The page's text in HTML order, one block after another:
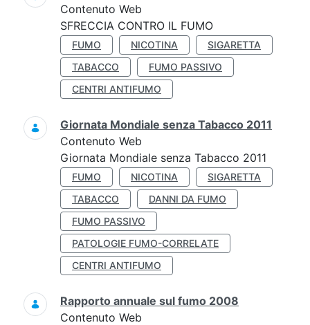
Contenuto Web
SFRECCIA CONTRO IL FUMO
FUMO NICOTINA
SIGARETTA
TABACCO
FUMO PASSIVO
CENTRI ANTIFUMO
Giornata Mondiale senza Tabacco 2011
Contenuto Web
Giornata Mondiale senza Tabacco 2011
FUMO NICOTINA
SIGARETTA
TABACCO
DANNI DA FUMO
FUMO PASSIVO
PATOLOGIE FUMO-CORRELATE
CENTRI ANTIFUMO
Rapporto annuale sul fumo 2008
Contenuto Web